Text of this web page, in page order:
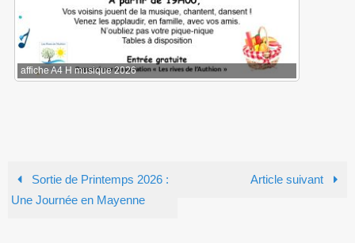
affiche A4 H musique 2026
Sortie de Printemps 2026 :
Une Journée en Mayenne
Article suivant